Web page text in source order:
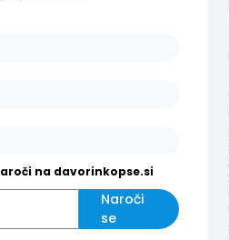
na davorinkopse.si
Naroči
se